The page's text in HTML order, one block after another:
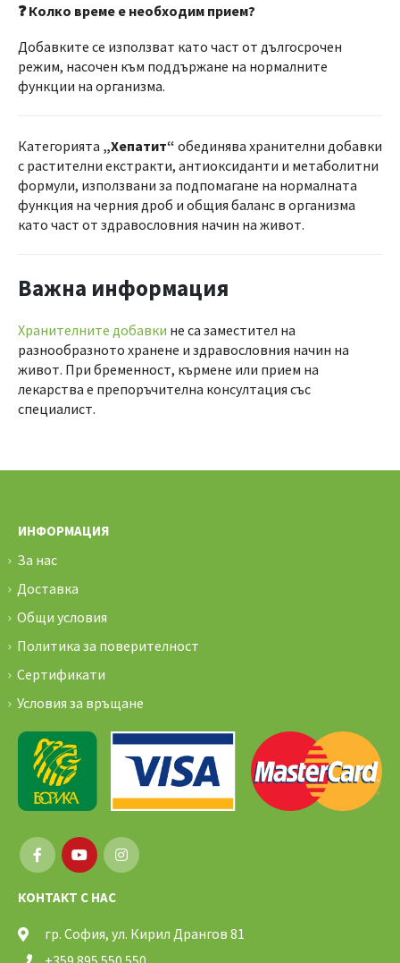
❓ Колко време е необходим прием?
Добавките се използват като част от дългосрочен
режим, насочен към поддържане на нормалните
функции на организма.
Категорията „Хепатит“ обединява хранителни добавки
с растителни екстракти, антиоксиданти и метаболитни
формули, използвани за подпомагане на нормалната
функция на черния дроб и общия баланс в организма
като част от здравословния начин на живот.
Важна информация
Хранителните добавки не са заместител на
разнообразното хранене и здравословния начин на
живот. При бременност, кърмене или прием на
лекарства е препоръчителна консултация със
специалист.
ИНФОРМАЦИЯ
За нас
Доставка
Общи условия
Политика за поверителност
Сертификати
Условия за връщане
КОНТАКТ С НАС
гр. София, ул. Кирил Дрангов 81